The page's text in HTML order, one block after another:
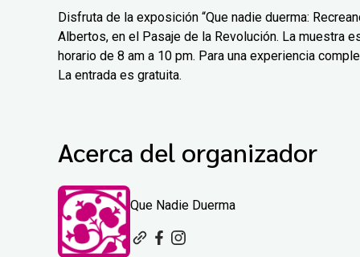
Disfruta de la exposición “Que nadie duerma:
Albertos, en el Pasaje de la Revolución. La muestra
horario de 8 am a 10 pm. Para una experiencia
La entrada es gratuita.
Acerca del organizador
Que Nadie Duerma